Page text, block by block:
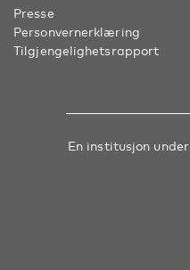
Presse
Personvernerklæring
Tilgjengelighetsrapport
En institusjon under